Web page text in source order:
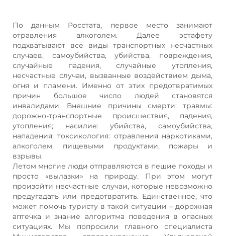
По данным Росстата, первое место занимают
отравления алкоголем. Далее эстафету
подхватывают все виды транспортных несчастных
случаев, самоубийства, убийства, повреждения,
случайные падения, случайные утопления,
несчастные случаи, вызванные воздействием дыма,
огня и пламени. Именно от этих предотвратимых
причин большое число людей становятся
инвалидами. Внешние причины смерти: травмы:
дорожно-транспортные происшествия, падения,
утопления; насилие: убийства, самоубийства,
нападения; токсикология: отравления наркотиками,
алкоголем, пищевыми продуктами, пожары и
взрывы.
Летом многие люди отправляются в пешие походы и
просто «вылазки» на природу. При этом могут
произойти несчастные случаи, которые невозможно
предугадать или предотвратить. Единственное, что
может помочь туристу в такой ситуации – дорожная
аптечка и знание алгоритма поведения в опасных
ситуациях. Мы попросили главного специалиста